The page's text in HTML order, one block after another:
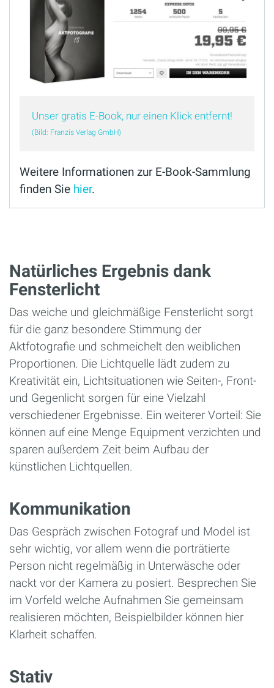
Unser gratis E-Book, nur einen Klick entfernt!
(Bild: Franzis Verlag GmbH)
Weitere Informationen zur E-Book-Sammlung
finden Sie hier.
Natürliches Ergebnis dank
Fensterlicht
Das weiche und gleichmäßige Fensterlicht sorgt
für die ganz besondere Stimmung der
Aktfotografie und schmeichelt den weiblichen
Proportionen. Die Lichtquelle lädt zudem zu
Kreativität ein, Lichtsituationen wie Seiten-, Front-
und Gegenlicht sorgen für eine Vielzahl
verschiedener Ergebnisse. Ein weiterer Vorteil: Sie
können auf eine Menge Equipment verzichten und
sparen außerdem Zeit beim Aufbau der
künstlichen Lichtquellen.
Kommunikation
Das Gespräch zwischen Fotograf und Model ist
sehr wichtig, vor allem wenn die porträtierte
Person nicht regelmäßig in Unterwäsche oder
nackt vor der Kamera zu posiert. Besprechen Sie
im Vorfeld welche Aufnahmen Sie gemeinsam
realisieren möchten, Beispielbilder können hier
Klarheit schaffen.
Stativ